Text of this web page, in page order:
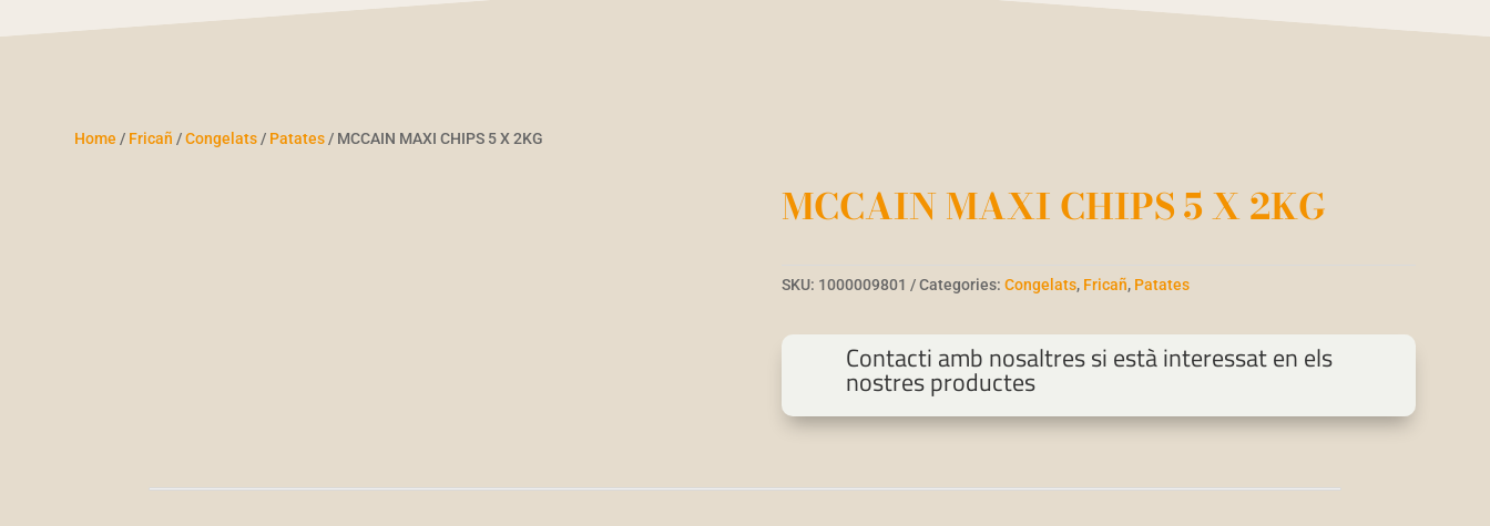
Home / Fricañ /Congelats / Patates / MCCAIN MAXI CHIPS 5 X 2KG
MCCAIN MAXI CHIPS 5 X 2KG
SKU: 1000009801 Categories:Congelats, Fricañ, Patates
Contacti amb nosaltres si està interessat en els
nostres productes